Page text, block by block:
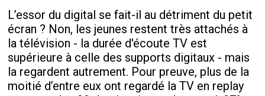
L’essor du digital se fait-il au détriment du petit
écran ? Non, les jeunes restent très attachés à
la télévision - la durée d'écoute TV est
supérieure à celle des supports digitaux - mais
la regardent autrement. Pour preuve, plus de la
moitié d’entre eux ont regardé la TV en replay